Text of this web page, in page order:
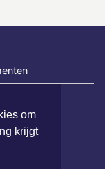
om
krijgt